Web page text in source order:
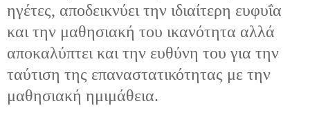
ηγέτες, αποδεικνύει την ιδιαίτερη ευφυΐα
και την μαθησιακή του ικανότητα αλλά
αποκαλύπτει και την ευθύνη του για την
ταύτιση της επαναστατικότητας με την
μαθησιακή ημιμάθεια.